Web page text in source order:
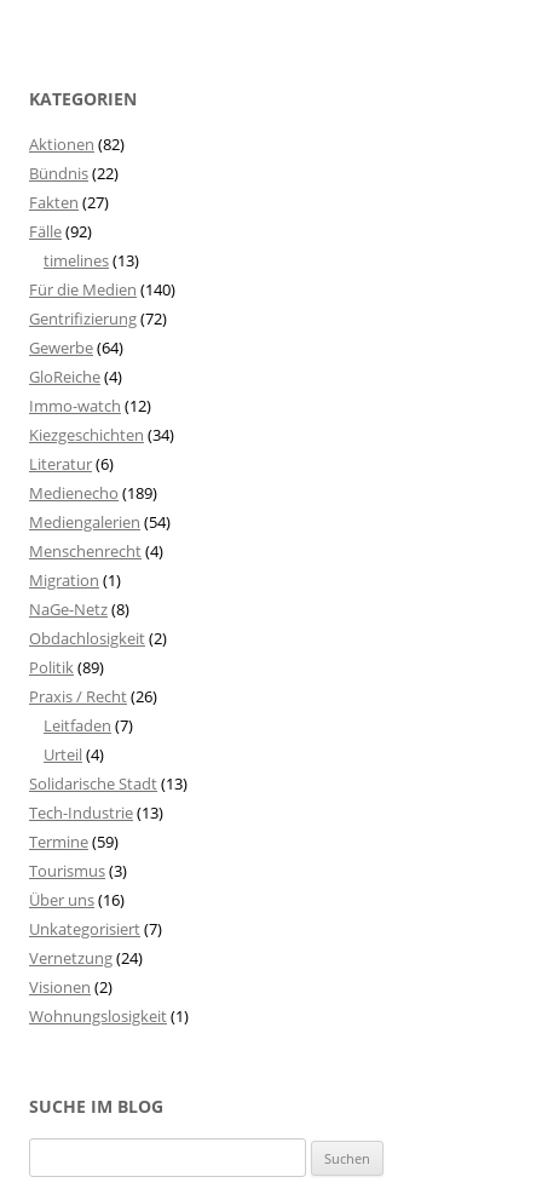
KATEGORIEN
Aktionen (82)
Bündnis(22)
Fakten (27)
Fälle(92)
timelines(13)
Für die Medien (140)
Gentrifizierung(72)
Gewerbe(64)
GloReiche(4)
Immo-watch (12)
Kiezgeschichten (34)
Literatur(6)
Medienecho (189)
Mediengalerien (54)
Menschenrecht(4)
Migration (1)
NaGe-Netz(8)
Obdachlosigkeit(2)
Politik(89)
Praxis / Recht(26)
Leitfaden (7)
Urteil(4)
Solidarische Stadt(13)
Tech-Industrie(13)
Termine(59)
Tourismus(3)
Über uns(16)
Unkategorisiert(7)
Vernetzung(24)
Visionen (2)
Wohnungslosigkeit(1)
SUCHE IM BLOG
u